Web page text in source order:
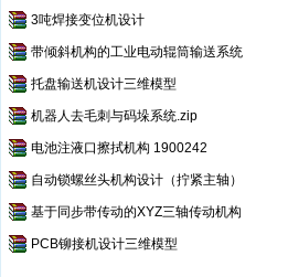
3吨焊接变位机设计
带倾斜机构的工业电动辊筒输送系统
托盘输送机设计三维模型
机器人去毛刺与码垛系统.zip
电池注液口擦拭机构 1900242
自动锁螺丝头机构设计（拧紧主轴）
基于同步带传动的XYZ三轴传动机构
PCB铆接机设计三维模型